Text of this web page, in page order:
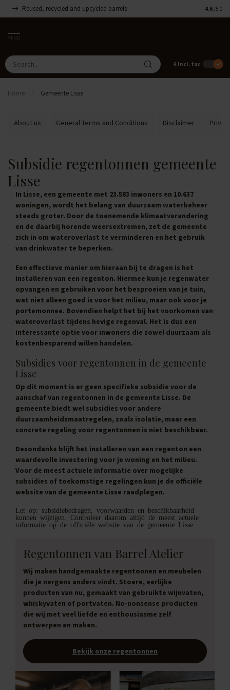
Reused, recycled and upcycled barrels 4.6 /5.0
MENU
€ Incl. tax
Home Gemeente Lisse
About us General Terms and Conditions Disclaimer
Subsidie regentonnen gemeente
Lisse
In Lisse, een gemeente met 23.583 inwoners en 10.637
woningen, wordt het belang van duurzaam waterbeheer
steeds groter. Door de toenemende klimaatverandering
en de daarbij horende weersextremen, zet de gemeente
zich in om wateroverlast te verminderen en het gebruik
van drinkwater te beperken.
Een effectieve manier om hieraan bij te dragen is het
installeren van een regenton. Hiermee kun je regenwater
opvangen en gebruiken voor het besproeien van je tuin,
wat niet alleen goed is voor het milieu, maar ook voor je
portemonnee. Bovendien helpt het bij het voorkomen van
wateroverlast tijdens hevige regenval. Het is dus een
interessante optie voor inwoners die zowel duurzaam als
kostenbesparend willen handelen.
Subsidies voor regentonnen in de gemeente
Lisse
Op dit moment is er geen specifieke subsidie voor de
aanschaf van regentonnen in de gemeente Lisse. De
gemeente biedt wel subsidies voor andere
duurzaamheidsmaatregelen, zoals isolatie, maar een
concrete regeling voor regentonnen is niet beschikbaar.
Desondanks blijft het installeren van een regenton een
waardevolle investering voor je woning en het milieu.
Voor de meest actuele informatie over mogelijke
subsidies of toekomstige regelingen kun je de officiële
website van de gemeente Lisse raadplegen.
Let op: subsidiebedragen, voorwaarden en beschikbaarheid
kunnen wijzigen. Controleer daarom altijd de meest actuele
informatie op de officiële website van de gemeente Lisse.
Regentonnen van Barrel Atelier
Wij maken handgemaakte regentonnen en meubelen
die je nergens anders vindt. Stoere, eerlijke
producten van nu, gemaakt van gebruikte wijnvaten,
whiskyvaten of portvaten. No-nonsense producten
die wij met veel liefde en enthousiasme zelf
ontwerpen en maken.
Bekijk onze regentonnen